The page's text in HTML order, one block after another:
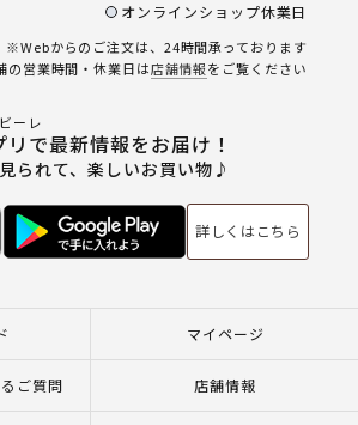
オンラインショップ休業日
※Webからのご注文は、24時間承っております
の営業時間・休業日は店舗情報をご覧ください
ーレ
で最新情報をお届け！
られて、楽しいお買い物♪
詳しくはこちら
マイページ
ご質問 店舗情報